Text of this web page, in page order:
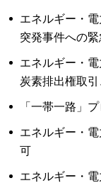
エネルギー・
突発事件への
エネルギー・
炭素排出権取
「一帯一路」
エネルギー・
可
エネルギー・